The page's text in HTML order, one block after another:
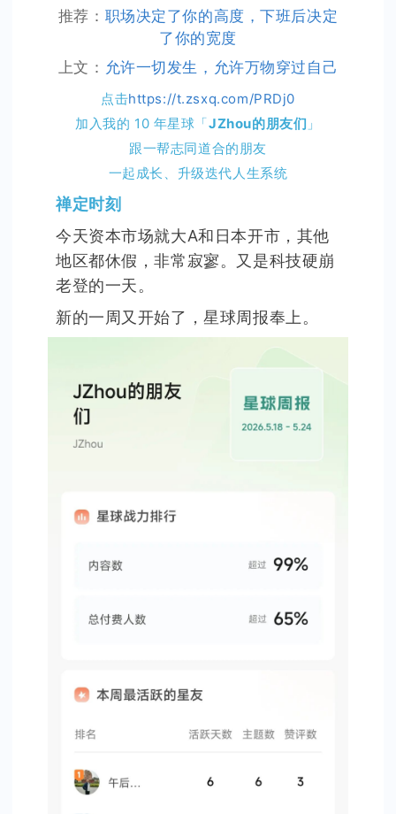
推荐： 职场决定了你的高度，下班后决定
了你的宽度
上文： 允许一切发生，允许万物穿过自己
点击https://t.zsxq.com/PRDj0
加入我的 10 年星球「JZhou的朋友们 」
跟一帮志同道合的朋友
一起成长、升级迭代人生系统
禅定时刻
今天资本市场就大A和日本开市，其他
地区都休假，非常寂寥。又是科技硬崩
老登的一天。
新的一周又开始了，星球周报奉上。